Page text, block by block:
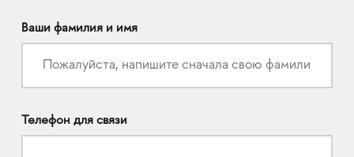
Ваши фамилия и имя
Телефон для связи